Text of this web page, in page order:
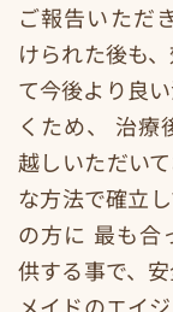
ご報告いただ
けられた後も
て今後より良
くため、 治療
越しいただい
な方法で確立
の方に 最も合
供する事で、